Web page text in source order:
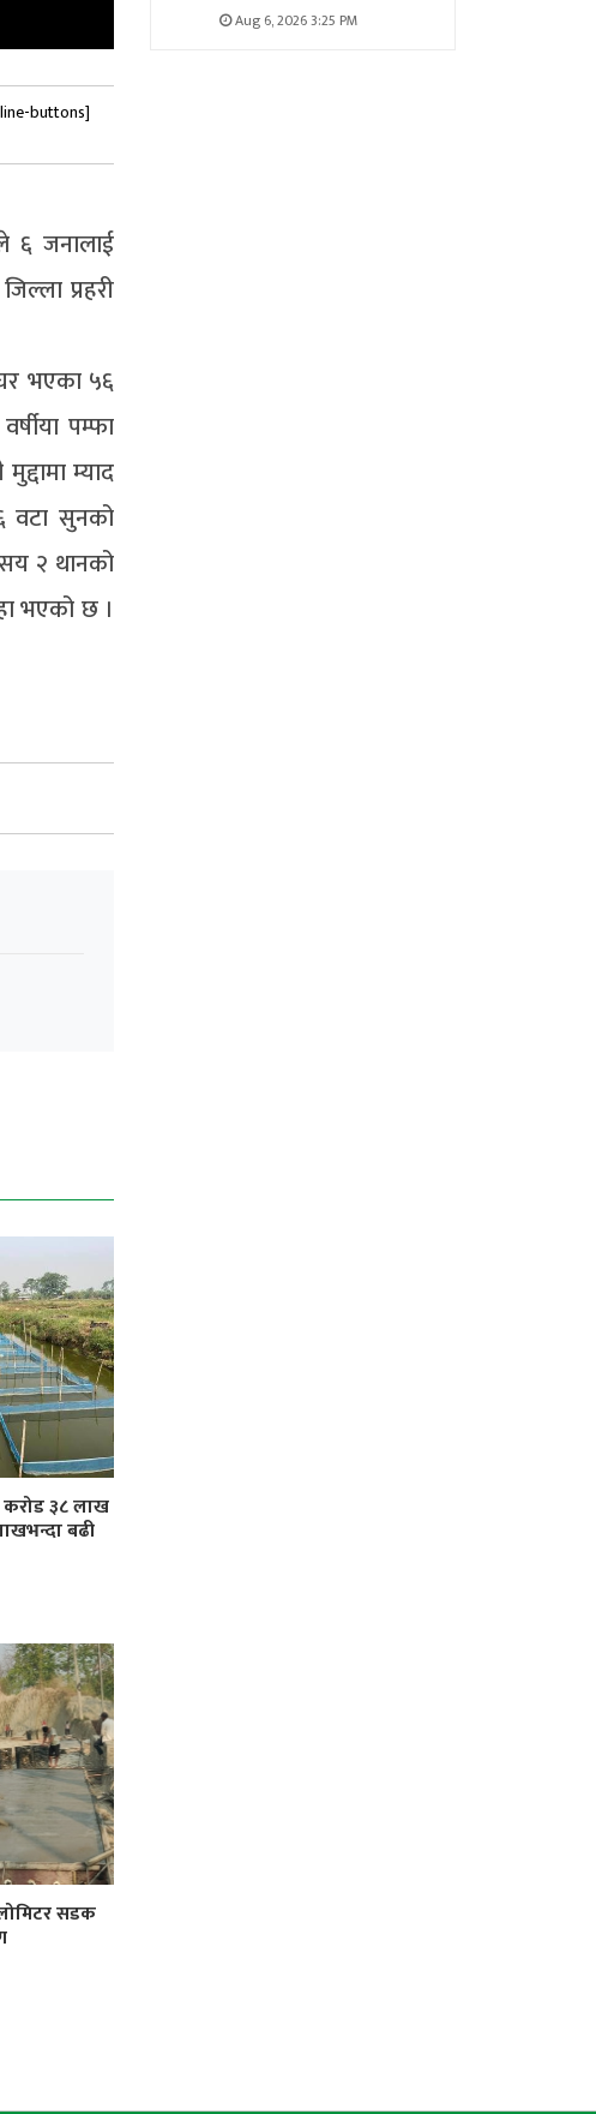
buttons]
६ जनालाई
प्रहरी
भएका ५६
पम्फा
म्याद
वटा सुनको
२ थानको
भएको छ ।
Aug 6, 2026 3:25 PM
करोड ३८ लाख
बढी
सडक